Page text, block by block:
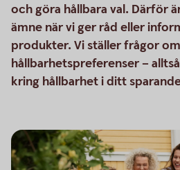
och göra hållbara val. Därför
ämne när vi ger råd eller
produkter. Vi ställer frågor
hållbarhetspreferenser –
kring hållbarhet i ditt